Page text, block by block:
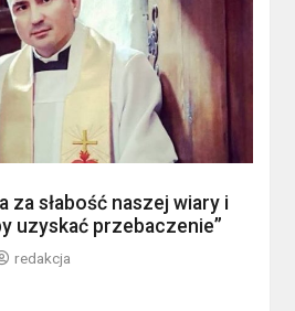
za słabość naszej wiary i
uzyskać przebaczenie”
redakcja